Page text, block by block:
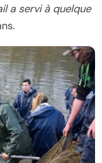
a servi à quelque